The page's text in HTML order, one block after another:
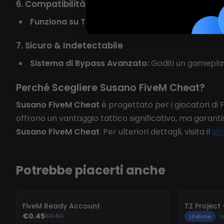
6. Compatibilità Universale
Funziona su Tutti i Server FiveM: Che tu sia su
7. Sicuro & Indetectabile
Sistema di Bypass Avanzato: Goditi un
Perché Scegliere Susano FiveM Cheat?
Susano FiveM Cheat è progettato per i giocatori di
offrono un vantaggio tattico significativo, ma
Susano FiveM Cheat. Per ulteriori dettagli, visita il
Potrebbe piacerti anche
FiveM Ready Account
€0.45€0.50
Lifetime